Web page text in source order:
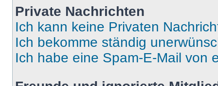
Private Nachrichten
Ich kann keine Privaten
Ich bekomme ständig
Ich habe eine Spam-E-Mail von